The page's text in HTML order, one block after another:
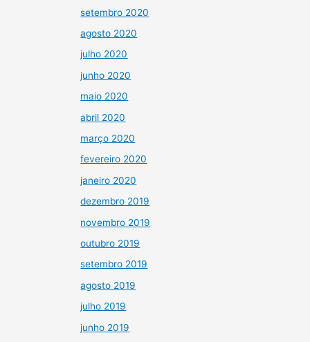
setembro 2020
agosto 2020
julho 2020
junho 2020
maio 2020
abril 2020
março 2020
fevereiro 2020
janeiro 2020
dezembro 2019
novembro 2019
outubro 2019
setembro 2019
agosto 2019
julho 2019
junho 2019